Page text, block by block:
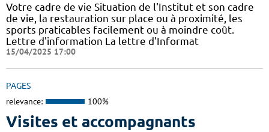
Votre cadre de vie Situation de l'Institut et son cadre
de vie, la restauration sur place ou à proximité, les
sports praticables facilement ou à moindre coût.
Lettre d'information La lettre d'Informat
15/04/2025 17:00
PAGES
relevance: 100%
Visites et accompagnants